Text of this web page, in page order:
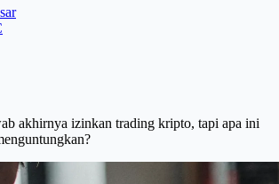
akhirnya izinkan trading kripto, tapi apa ini